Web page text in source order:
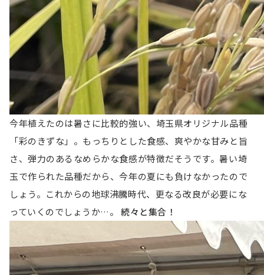
今年植えたのは暑さに比較的強い、埼玉県オリジナル品種
「彩のきずな」。もっちりとした食感、爽やかな甘みと旨
さ、弾力のあるなめらかな食感が特徴だそうです。暑い埼
玉で作られた品種だから、今年の夏にも負けなかったので
しょう。これからの地球沸騰時代、更なる改良が必要にな
っていくのでしょうか…。
続々と集合！